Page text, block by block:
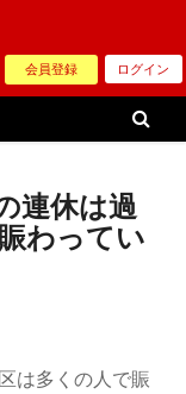
会員登録 ログイン
連休は過
わってい
は多くの人で賑